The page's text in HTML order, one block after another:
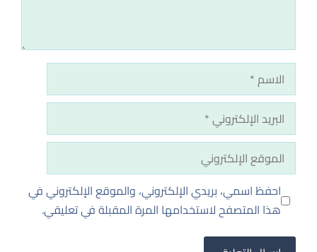
الاسم
البريد
الإلكتروني
الموقع
الإلكتروني
احفظ اسمي، بريدي الإلكتروني، والموقع الإلكتروني في
هذا المتصفح لاستخدامها المرة المقبلة في تعليقي.